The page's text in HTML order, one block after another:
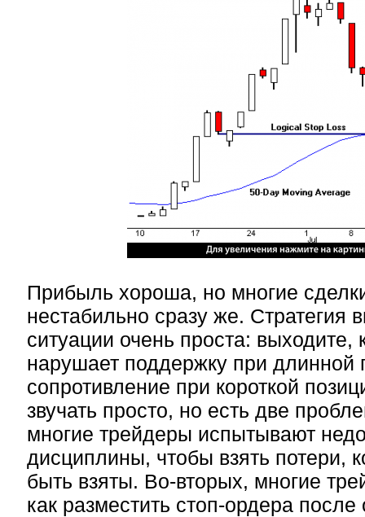
Прибыль хороша, но многие
нестабильно сразу же. Стратегия
ситуации очень проста: выходите,
нарушает поддержку при длинной
сопротивление при короткой
звучать просто, но есть две
многие трейдеры испытывают
дисциплины, чтобы взять потери,
быть взяты. Во-вторых, многие
как разместить стоп-ордера после